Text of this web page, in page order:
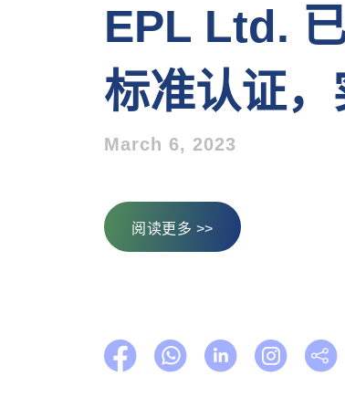
EPL Ltd.
标准认证
March 6, 2023
阅读更多 >>